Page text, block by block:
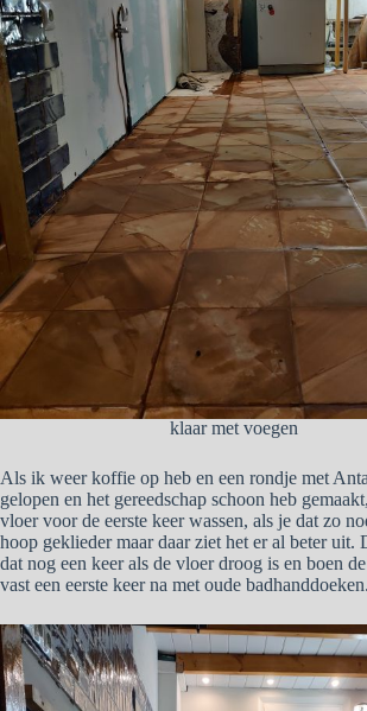
klaar met voegen
Als ik weer koffie op heb en een rondje met
gelopen en het gereedschap schoon heb
vloer voor de eerste keer wassen, als je dat zo
hoop geklieder maar daar ziet het er al beter uit.
dat nog een keer als de vloer droog is en boen
vast een eerste keer na met oude badhanddoeken.